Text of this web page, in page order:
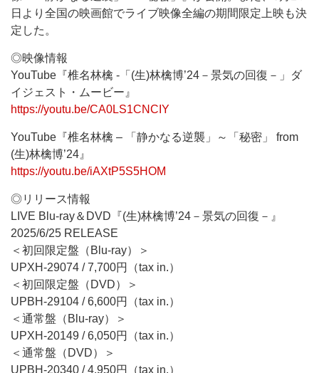
日より全国の映画館でライブ映像全編の期間限定上映も決
定した。
◎映像情報
YouTube『椎名林檎 -「(生)林檎博’24－景気の回復－」ダ
イジェスト・ムービー』
https://youtu.be/CA0LS1CNCIY
YouTube『椎名林檎 – 「静かなる逆襲」～「秘密」 from
(生)林檎博’24』
https://youtu.be/iAXtP5S5HOM
◎リリース情報
LIVE Blu-ray＆DVD『(生)林檎博’24－景気の回復－』
2025/6/25 RELEASE
＜初回限定盤（Blu-ray）＞
UPXH-29074 / 7,700円（tax in.）
＜初回限定盤（DVD）＞
UPBH-29104 / 6,600円（tax in.）
＜通常盤（Blu-ray）＞
UPXH-20149 / 6,050円（tax in.）
＜通常盤（DVD）＞
UPBH-20340 / 4.950円（tax in.）